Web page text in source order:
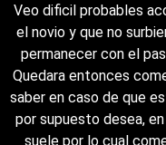
Veo dificil probables
el novio y que no
permanecer con el
Quedara entonces
saber en caso de que
por supuesto desea,
suele por lo cual